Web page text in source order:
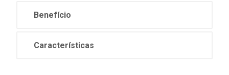
Benefício
Características